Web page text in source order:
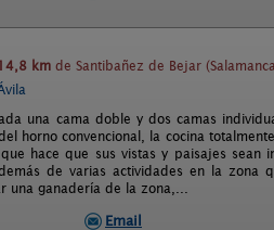
km de Santibañez de Bejar
una cama doble y dos camas
horno convencional, la cocina
hace que sus vistas y paisajes sean
de varias actividades en la zona
una ganadería de la zona,...
Email